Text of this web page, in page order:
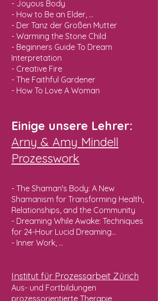
- Joyous Body
- How to Be an Elder, ...
​- Der Tanz der Großen Mutter
- Warming the Stone Child
- Beginners Guide To Dream
Interpretation
- Creative Fire
- The Faithful Gardener
- How To Love A Woman
Einige unsere Lehrer:
Arny & Amy Mindell
Prozesswork
- The Shaman's Body: A New
Shamanism for Transforming Health,
Relationships, and the Community
- Dreaming While Awake: Techniques
for 24-Hour Lucid Dreaming...
- Inner Work, ...
Institut für Prozessarbeit Zürich
Aus- und Fortbildungen
prozessorientierte Therapie,